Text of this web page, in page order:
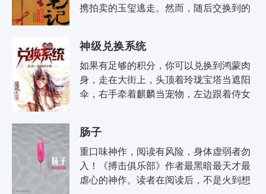
携拍卖的玉玺逃走。然而，随后交换到的
神级兑换系统
如果有足够的积分，你可以兑换到鸿蒙肉
身，走在大街上，头顶着玲珑宝塔当遮阳
伞，右手牵着麒麟当宠物，左边跟着侍女
肠子
重口味神作，阅读有风险，身体虚弱者勿
入！《搏击俱乐部》作者最黑暗最天才最
虐心的神作。读者在阅读后，不是火到想